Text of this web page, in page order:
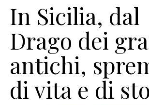
In Sicilia, dal
Drago dei
antichi,
di vita e di